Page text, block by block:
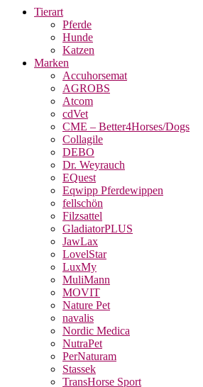
Tierart
Pferde
Hunde
Katzen
Marken
Accuhorsemat
AGROBS
Atcom
cdVet
CME – Better4Horses/Dogs
Collagile
DEBO
Dr. Weyrauch
EQuest
Eqwipp Pferdewippen
fellschön
Filzsattel
GladiatorPLUS
JawLax
LovelStar
LuxMy
MuliMann
MOVIT
Nature Pet
navalis
Nordic Medica
NutraPet
PerNaturam
Stassek
TransHorse Sport